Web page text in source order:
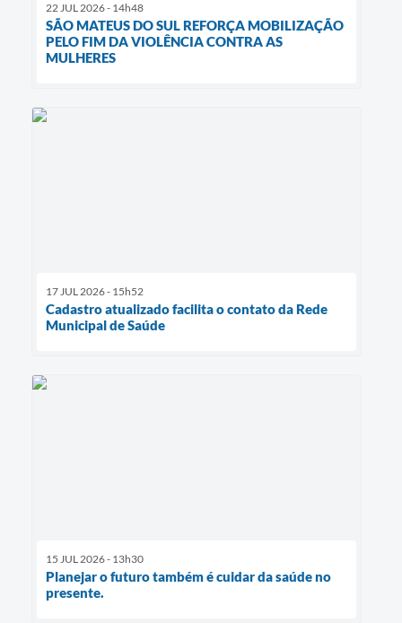
22 JUL 2026 - 14h48
SÃO MATEUS DO SUL REFORÇA MOBILIZAÇÃO
PELO FIM DA VIOLÊNCIA CONTRA AS
MULHERES
17 JUL 2026 - 15h52
Cadastro atualizado facilita o contato da Rede
Municipal de Saúde
15 JUL 2026 - 13h30
Planejar o futuro também é cuidar da saúde no
presente.